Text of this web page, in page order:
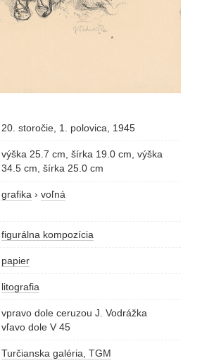
20. storočie, 1. polovica, 1945
výška 25.7 cm, šírka 19.0 cm, výška
34.5 cm, šírka 25.0 cm
grafika › voľná
figurálna kompozícia
papier
litografia
vpravo dole ceruzou J. Vodrážka
vľavo dole V 45
Turčianska galéria, TGM